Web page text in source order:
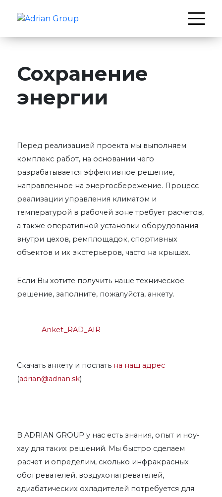
Сохранение
энергии
Перед реализацией проекта мы выполняем
комплекс работ, на основании чего
разрабатывается эффективное решение,
направленное на энергосбережение. Процесс
реализации управления климатом и
температурой в рабочей зоне требует расчетов,
а также оперативной установки оборудования
внутри цехов, ремплощадок, спортивных
объектов и их экстерьеров, часто на крышах.
Если Вы хотите получить наше техническое
решение, заполните, пожалуйста, анкету.
Anket_RAD_AIR
Скачать анкету и послать на наш адрес
(adrian@adrian.sk)
В ADRIAN GROUP у нас есть знания, опыт и ноу-
хау для таких решений. Мы быстро cделаем
расчет и определим, сколько инфракрасных
обогревателей, воздухонагревателей,
адиабатических охладителей потребуется для